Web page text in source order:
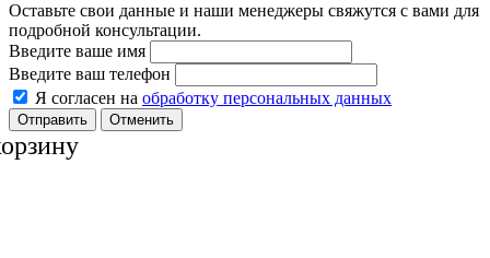
Оставьте свои данные и наши менеджеры свяжутся с вами для
подробной консультации.
Введите ваше имя
Введите ваш телефон
Я согласен на обработку персональных данных
Отменить